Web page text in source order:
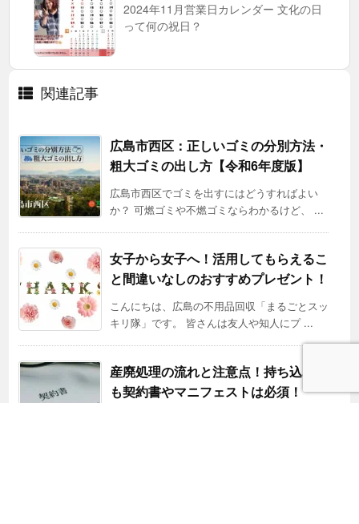
2024年11月営業日カレンダー 文化の日
って何の祝日？
関連記事
広島市西区：正しいゴミの分別方法・
粗大ゴミの出し方【令和6年度版】
広島市西区でゴミを出すにはどうすればよい
か？ 可燃ゴミや不燃ゴミならわかるけど、 ...
女子から女子へ！活用してもらえるこ
と間違いなしのおすすめプレゼント！
こんにちは、広島の不用品回収「まるごとスッ
キリ隊」です。 皆さんは友人や知人にプ ...
産廃処理の流れと注意点！持ち込みで
も契約書やマニフェストは必須！